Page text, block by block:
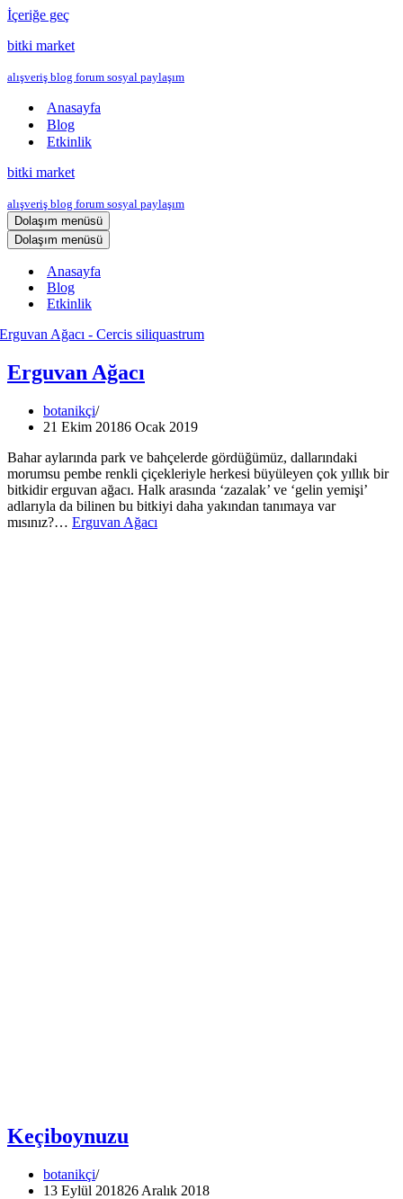
İçeriğe geç
bitki market
alışveriş blog forum sosyal paylaşım
Anasayfa
Blog
Etkinlik
bitki market
alışveriş blog forum sosyal paylaşım
Dolaşım menüsü
Dolaşım menüsü
Anasayfa
Blog
Etkinlik
Erguvan Ağacı
botanikçi
21 Ekim 20186 Ocak 2019
Bahar aylarında park ve bahçelerde gördüğümüz, dallarındaki
morumsu pembe renkli çiçekleriyle herkesi büyüleyen çok yıllık bir
bitkidir erguvan ağacı. Halk arasında ‘zazalak’ ve ‘gelin yemişi’
adlarıyla da bilinen bu bitkiyi daha yakından tanımaya var
mısınız?… Erguvan Ağacı
Keçiboynuzu
botanikçi
13 Eylül 201826 Aralık 2018